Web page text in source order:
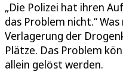
„Die Polizei hat ihren
das Problem nicht.“
Verlagerung der
Plätze. Das Problem
allein gelöst werden.